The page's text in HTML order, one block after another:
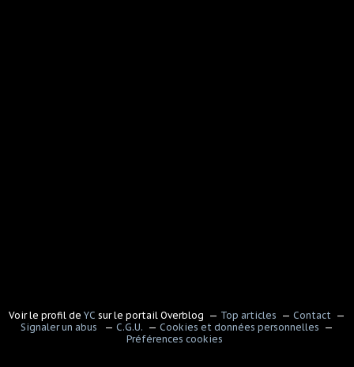
Voir le profil de YC sur le portail Overblog Top articles
Contact
Signaler un abus
C.G.U.
Cookies et données personnelles
Préférences cookies